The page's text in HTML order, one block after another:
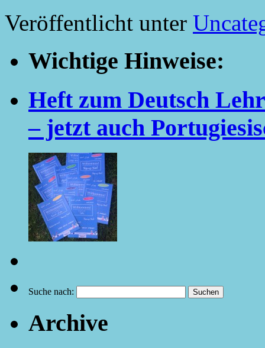
Veröffentlicht unter
Wichtige Hinweise:
Heft zum Deutsch
– jetzt auch
Suche nach:
Archive